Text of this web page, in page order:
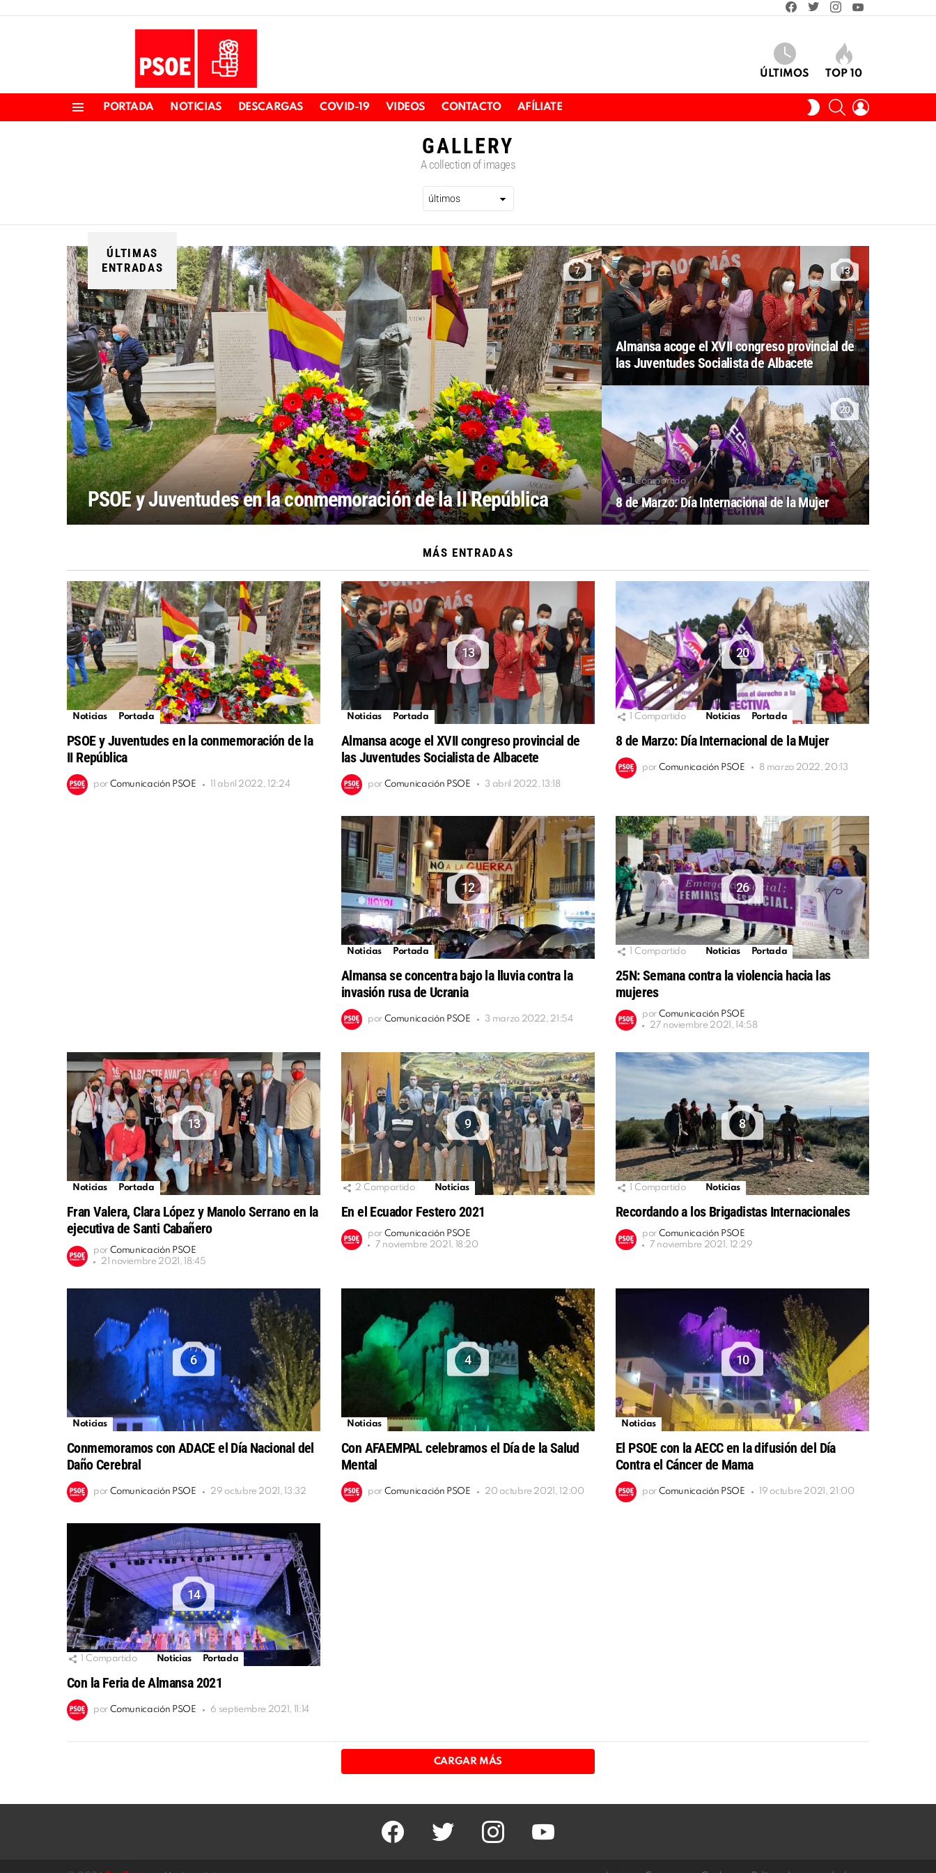
ÚLTIMOS TOP 10
PORTADA NOTICIAS DESCARGAS COVID-19 VIDEOS CONTACTO AFÍLIATE
SWITCH
SKIN
BUSCAR
GALLERY
A collection of images
ÚLTIMAS
ENTRADAS
7
PSOE y Juventudes en la conmemoración de la II República
13
Almansa acoge el XVII congreso provincial de
las Juventudes Socialista de Albacete
20
1 Compartido
8 de Marzo: Día Internacional de la Mujer
MÁS ENTRADAS
7
Noticias Portada
PSOE y Juventudes en la conmemoración de la
II República
por Comunicación PSOE 11 abril 2022, 12:24
13
Noticias Portada
Almansa acoge el XVII congreso provincial de
las Juventudes Socialista de Albacete
por Comunicación PSOE 3 abril 2022, 13:18
20
Compartido Noticias Portada
8 de Marzo: Día Internacional de la Mujer
por Comunicación PSOE 8 marzo 2022, 20:13
12
Noticias Portada
Almansa se concentra bajo la lluvia contra la
invasión rusa de Ucrania
por Comunicación PSOE 3 marzo 2022, 21:54
26
Compartido Noticias Portada
25N: Semana contra la violencia hacia las
mujeres
por Comunicación PSOE
27 noviembre 2021, 14:58
13
Noticias Portada
Fran Valera, Clara López y Manolo Serrano en la
ejecutiva de Santi Cabañero
por Comunicación PSOE
21 noviembre 2021, 18:45
9
2 Compartido Noticias
En el Ecuador Festero 2021
por Comunicación PSOE
7 noviembre 2021, 18:20
8
Compartido Noticias
Recordando a los Brigadistas Internacionales
por Comunicación PSOE
7 noviembre 2021, 12:29
6
Noticias
Conmemoramos con ADACE el Día Nacional del
Daño Cerebral
por Comunicación PSOE 29 octubre 2021, 13:32
4
Noticias
Con AFAEMPAL celebramos el Día de la Salud
Mental
por Comunicación PSOE 20 octubre 2021, 12:00
10
Noticias
El PSOE con la AECC en la difusión del Día
Contra el Cáncer de Mama
por Comunicación PSOE 19 octubre 2021, 21:00
14
Compartido Noticias Portada
Con la Feria de Almansa 2021
por Comunicación PSOE 6 septiembre 2021, 11:14
CARGAR MÁS
facebook twitter instagram youtube